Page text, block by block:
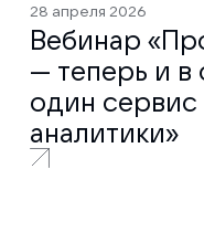
28 апреля 2026
Вебинар
— теперь и в
один сервис
аналитики»